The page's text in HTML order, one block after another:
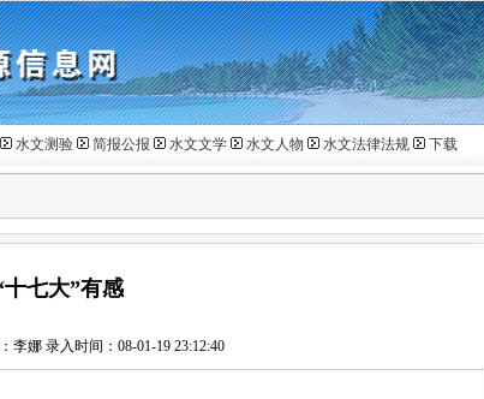
水文测验 简报公报 水文文学 水文人物 水文法律法规 下载
十七大”有感
李娜 录入时间：08-01-19 23:12:40